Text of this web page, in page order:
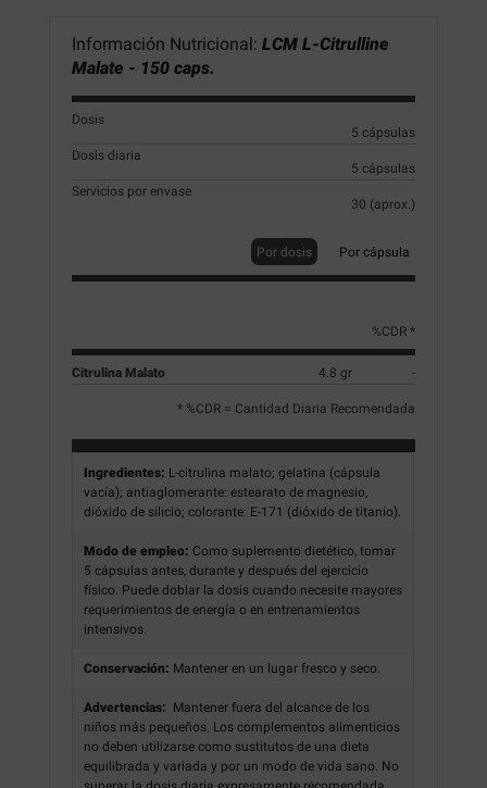
Información Nutricional: LCM L-Citrulline
Malate - 150 caps.
Dosis
5 cápsulas
Dosis diaria
5 cápsulas
Servicios por envase
30 (aprox.)
Por dosis Por cápsula
%CDR *
Citrulina Malato 4.8 gr -
* %CDR = Cantidad Diaria Recomendada
Ingredientes: L-citrulina malato; gelatina (cápsula
vacía); antiaglomerante: estearato de magnesio,
dióxido de silicio; colorante: E-171 (dióxido de titanio).
Modo de empleo: Como suplemento dietético, tomar
5 cápsulas antes, durante y después del ejercicio
físico. Puede doblar la dosis cuando necesite mayores
requerimientos de energía o en entrenamientos
intensivos.
Conservación: Mantener en un lugar fresco y seco.
Advertencias: Mantener fuera del alcance de los
niños más pequeños. Los complementos alimenticios
no deben utilizarse como sustitutos de una dieta
equilibrada y variada y por un modo de vida sano. No